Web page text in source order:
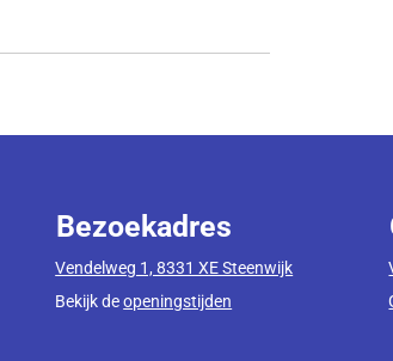
Bezoekadres
Vendelweg 1, 8331 XE Steenwijk
Bekijk deopeningstijden